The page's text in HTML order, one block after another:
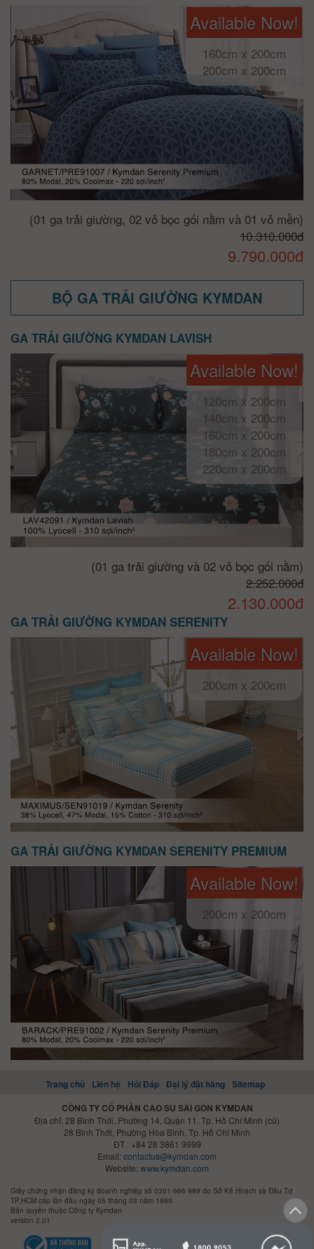
Available Now!
160cm x 200cm
200cm x 200cm
(01 ga trải giường, 02 vỏ bọc gối nằm và 01 vỏ mền)
10.310.000đ
9.790.000đ
BỘ GA TRẢI GIƯỜNG KYMDAN
GA TRẢI GIƯỜNG KYMDAN LAVISH
Available Now!
120cm x 200cm
140cm x 200cm
160cm x 200cm
180cm x 200cm
220cm x 200cm
(01 ga trải giường và 02 vỏ bọc gối nằm)
2.252.000đ
2.130.000đ
GA TRẢI GIƯỜNG KYMDAN SERENITY
Available Now!
200cm x 200cm
GA TRẢI GIƯỜNG KYMDAN SERENITY PREMIUM
Available Now!
200cm x 200cm
Trang chủ Liên hệ Hỏi Đáp Đại lý đặt hàng Sitemap
CÔNG TY CỔ PHẦN CAO SU SÀI GÒN KYMDAN
Địa chỉ: 28 Bình Thới, Phường 14, Quận 11, Tp. Hồ Chí Minh (cũ)
28 Bình Thới, Phường Hòa Bình, Tp. Hồ Chí Minh
ĐT : +84 28 3861 9999
Email: contactus@kymdan.com
Website: www.kymdan.com
Giấy chứng nhận đăng ký doanh nghiệp số 0301 666 989 do Sở Kế Hoạch và Đầu Tư
TP.HCM cấp lần đầu ngày 05 tháng 03 năm 1999.
Bản quyền thuộc Công ty Kymdan
version 2.01